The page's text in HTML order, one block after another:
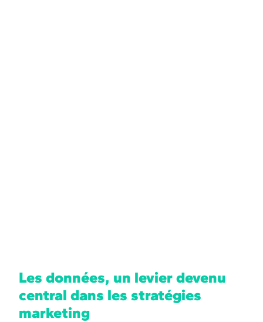
Les données, un levier devenu
central dans les stratégies
marketing